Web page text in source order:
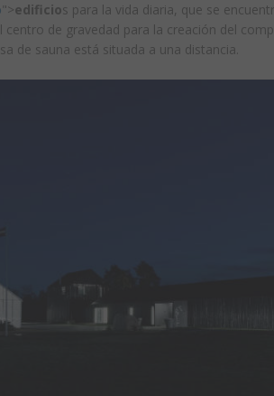
">edificios para la vida diaria, que se
de gravedad para la creación del
de sauna está situada a una distancia.